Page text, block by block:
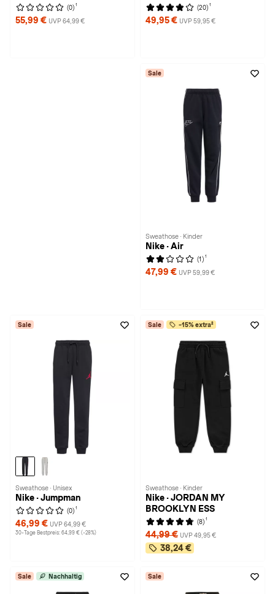
(0) 1
55,99 € UVP 64,99 €
(20) 1
49,95 € UVP 59,95 €
Sale
Sweathose · Kinder
Nike · Air
(1) 1
47,99 € UVP 59,99 €
Sale
Sweathose · Unisex
Nike · Jumpman
(0) 1
46,99 € UVP 64,99 €
30-Tage Bestpreis: 64,99 € (-28%)
Sale -15% extra²
Sweathose · Kinder
Nike · JORDAN MY
BROOKLYN ESS
(8) 1
44,99 € UVP 49,95 €
38,24 €
Sale Nachhaltig Sale